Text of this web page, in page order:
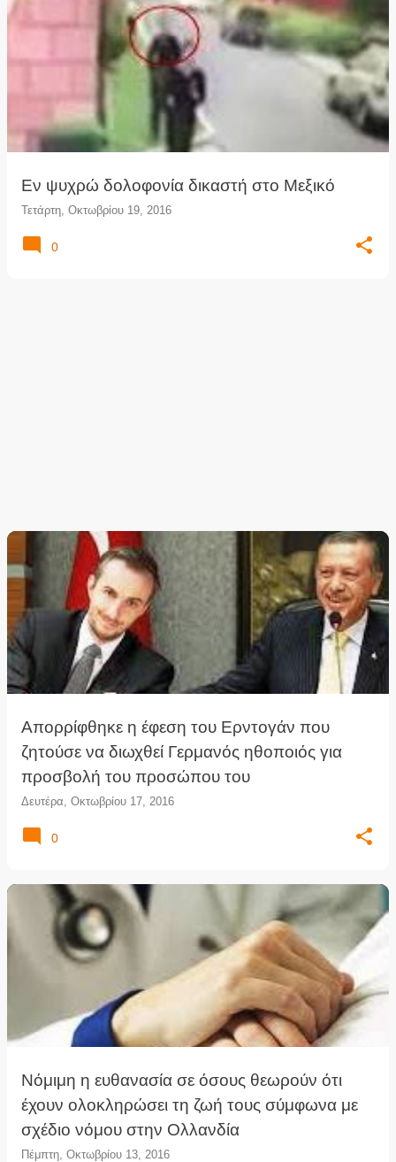
Εν ψυχρώ δολοφονία δικαστή στο Μεξικό
Τετάρτη, Οκτωβρίου 19, 2016
0
Απορρίφθηκε η έφεση του Ερντογάν που
ζητούσε να διωχθεί Γερμανός ηθοποιός για
προσβολή του προσώπου του
Δευτέρα, Οκτωβρίου 17, 2016
0
Νόμιμη η ευθανασία σε όσους θεωρούν ότι
έχουν ολοκληρώσει τη ζωή τους σύμφωνα με
σχέδιο νόμου στην Ολλανδία
Πέμπτη, Οκτωβρίου 13, 2016